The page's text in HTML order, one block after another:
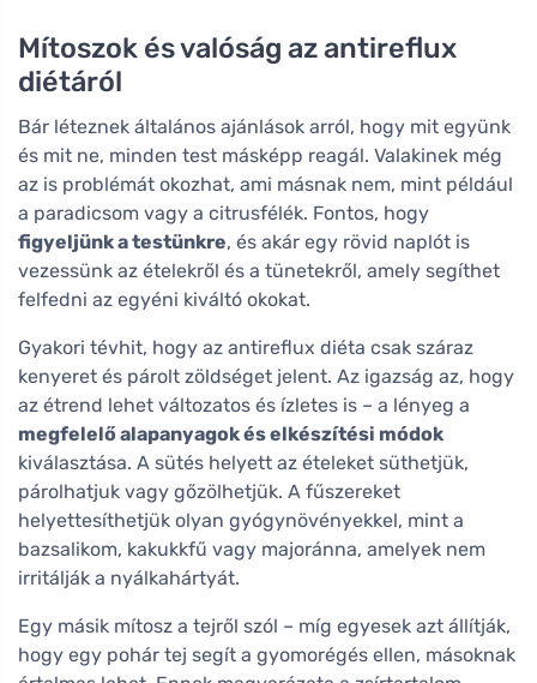
Mítoszok és valóság az antireflux
diétáról
Bár léteznek általános ajánlások arról, hogy mit együnk
és mit ne, minden test másképp reagál. Valakinek még
az is problémát okozhat, ami másnak nem, mint például
a paradicsom vagy a citrusfélék. Fontos, hogy
figyeljünk a testünkre, és akár egy rövid naplót is
vezessünk az ételekről és a tünetekről, amely segíthet
felfedni az egyéni kiváltó okokat.
Gyakori tévhit, hogy az antireflux diéta csak száraz
kenyeret és párolt zöldséget jelent. Az igazság az, hogy
az étrend lehet változatos és ízletes is – a lényeg a
megfelelő alapanyagok és elkészítési módok
kiválasztása. A sütés helyett az ételeket süthetjük,
párolhatjuk vagy gőzölhetjük. A fűszereket
helyettesíthetjük olyan gyógynövényekkel, mint a
bazsalikom, kakukkfű vagy majoránna, amelyek nem
irritálják a nyálkahártyát.
Egy másik mítosz a tejről szól – míg egyesek azt állítják,
hogy egy pohár tej segít a gyomorégés ellen, másoknak